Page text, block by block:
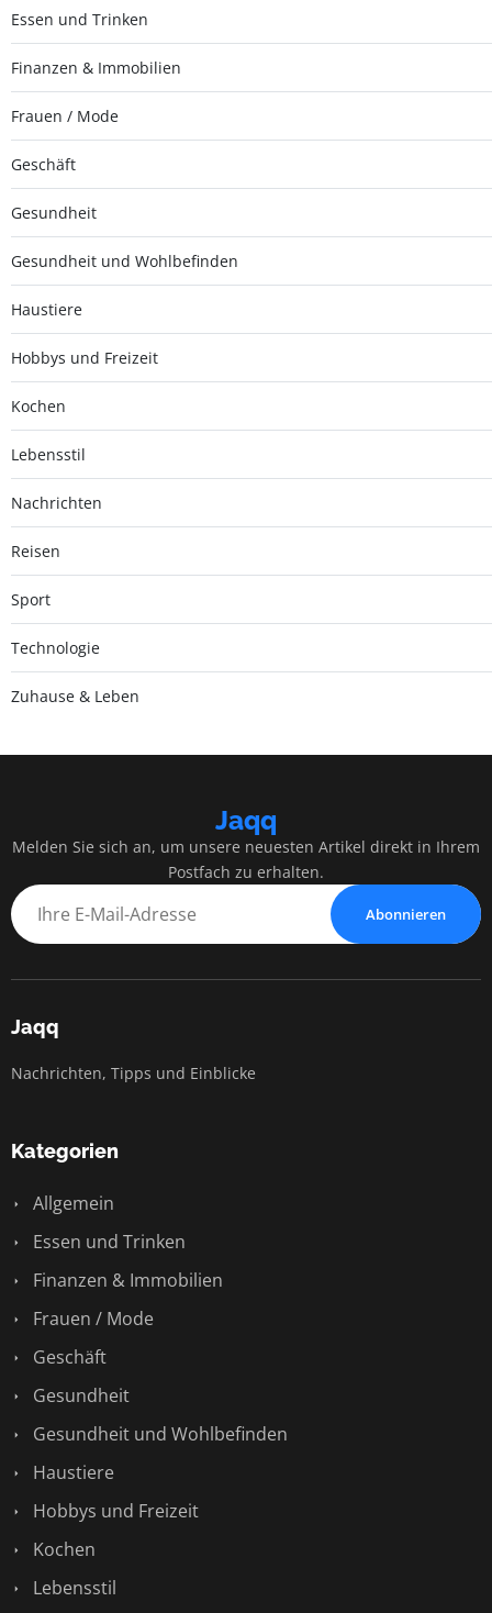
Essen und Trinken
Finanzen & Immobilien
Frauen / Mode
Geschäft
Gesundheit
Gesundheit und Wohlbefinden
Haustiere
Hobbys und Freizeit
Kochen
Lebensstil
Nachrichten
Reisen
Sport
Technologie
Zuhause & Leben
Jaqq
Melden Sie sich an, um unsere neuesten Artikel direkt in Ihrem
Postfach zu erhalten.
Abonnieren
Jaqq
Nachrichten, Tipps und Einblicke
Kategorien
Allgemein
Essen und Trinken
Finanzen & Immobilien
Frauen / Mode
Geschäft
Gesundheit
Gesundheit und Wohlbefinden
Haustiere
Hobbys und Freizeit
Kochen
Lebensstil